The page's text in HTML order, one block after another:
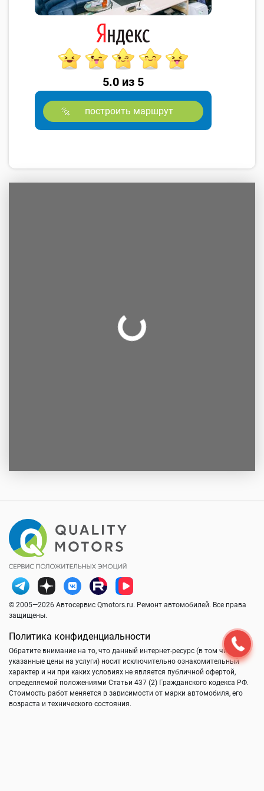
5.0 из 5
построить маршрут
© 2005—2026 Автосервис Qmotors.ru. Ремонт автомобилей. Все права
защищены.
Политика конфиденциальности
Обратите внимание на то, что данный интернет-ресурс (в том числе
указанные цены на услуги) носит исключительно ознакомительный
характер и ни при каких условиях не является публичной офертой,
определяемой положениями Статьи 437 (2) Гражданского кодекса РФ.
Стоимость работ меняется в зависимости от марки автомобиля, его
возраста и технического состояния.